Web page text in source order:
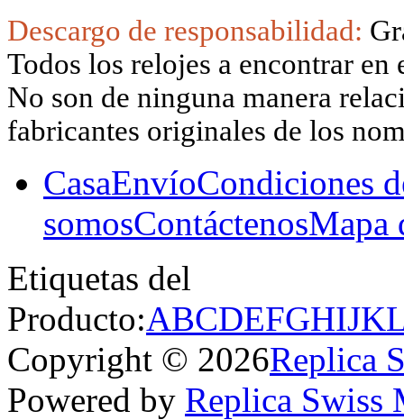
Descargo de responsabilidad:
Todos los relojes a encontrar
No son de ninguna manera
fabricantes originales de los
CasaEnvíoCondiciones
somosContáctenosMapa
Etiquetas del
Producto:ABCDEFGHIJK
Copyright © 2026Replica
Powered by Replica Swiss